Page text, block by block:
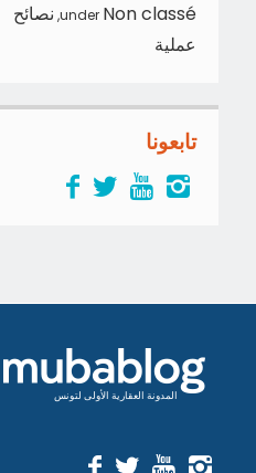
under Non classé
, نصائح
عملية
تابعونا
المدونة العقارية الأولى لتونس